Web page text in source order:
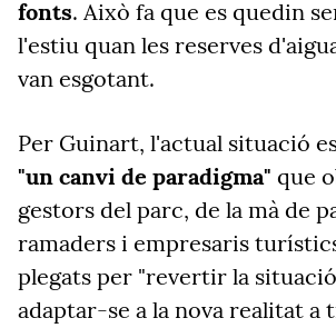
fonts. Això fa que es quedin
l'estiu quan les reserves
van esgotant.
Per Guinart, l'actual situació
"un canvi de paradigma" que
gestors del parc, de la mà de
ramaders i empresaris
plegats per "revertir la
adaptar-se a la nova realitat a